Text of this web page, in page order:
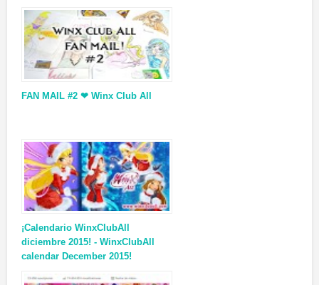
FAN MAIL #2 ❤ Winx Club All
¡Calendario WinxClubAll
diciembre 2015! - WinxClubAll
calendar December 2015!